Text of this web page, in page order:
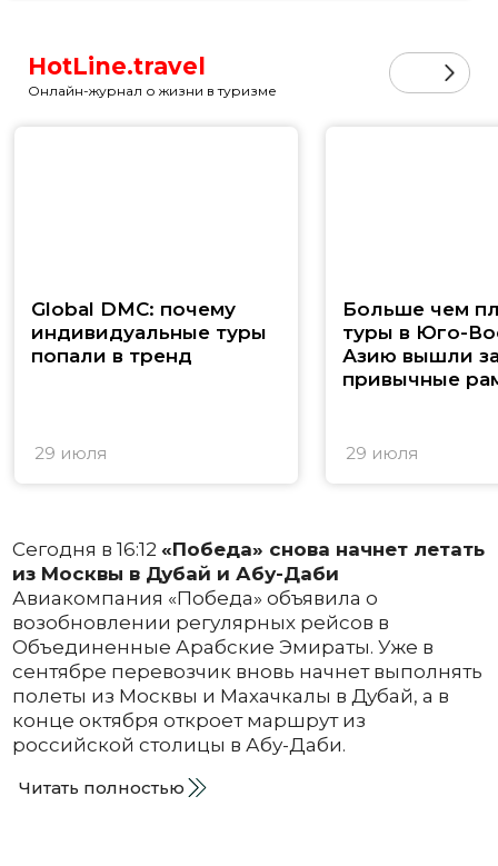
HotLine.travel
Онлайн-журнал о жизни в туризме
Global DMC: почему
индивидуальные туры
попали в тренд
29 июля
Больше чем
туры в Юго-
Азию вышли
привычные
29 июля
Сегодня в 16:12 «Победа» снова начнет летать
из Москвы в Дубай и Абу-Даби
Авиакомпания «Победа» объявила о
возобновлении регулярных рейсов в
Объединенные Арабские Эмираты. Уже в
сентябре перевозчик вновь начнет выполнять
полеты из Москвы и Махачкалы в Дубай, а в
конце октября откроет маршрут из
российской столицы в Абу-Даби.
Читать полностью